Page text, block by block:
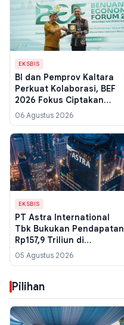
EKSBIS
BI dan Pemprov Kaltara
Perkuat Kolaborasi, BEF
2026 Fokus Ciptakan
Sumber Pertumbuhan
Ekonomi Baru
06 Agustus 2026
EKSBIS
PT Astra International
Tbk Bukukan Pendapatan
Rp157,9 Triliun di
Semester I 2026
05 Agustus 2026
Pilihan